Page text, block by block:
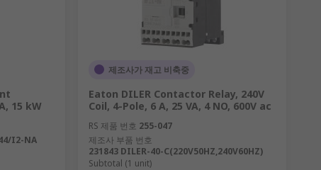
15 kW
I2-NA
제조사가 재고 비축중
Eaton DILER Contactor Relay, 240V
Coil, 4-Pole, 6 A, 25 VA, 4 NO, 600V ac
RS 제품 번호 255-047
제조사 부품 번호
231843 DILER-40-C(220V50HZ,240V60HZ)
Subtotal (1 unit)